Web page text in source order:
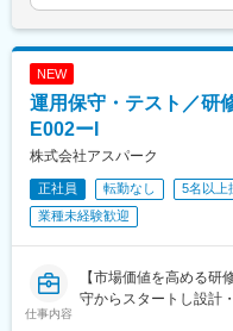
駅、二本木口駅、花田
宮駅、三条駅(京都府)
橋駅、溜池山王駅、大
羽駅、峰駅、陸前落合
岡本駅(栃木県)、笠寺
み野駅、小俣駅(栃木県
駅、松江駅、伊賀屋駅
ぽろ駅、青葉通一番町
神戸三宮駅(阪神)、姫
神南駅、辛島町駅、南
NEW
運用保守・テスト／研
E002ーI
株式会社アスパーク
正社員 転勤なし 5名以上
業種未経験歓迎
仕事内容
【市場価値を高める
守からスタートし設計